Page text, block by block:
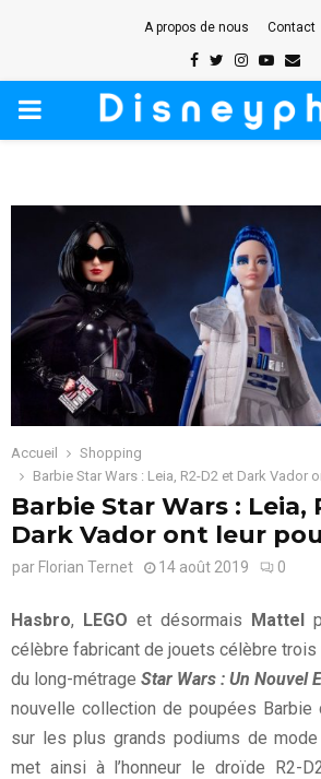
A propos de nous Contact
Facebook
TwitterInstagram
PRIMARY
Accueil
Shopping
Barbie Star Wars : Leia, R2-D2 et Dark Vador
Barbie Star Wars : Leia,
Dark Vador ont leur
par Florian Ternet 14 août 2019 0
Hasbro, LEGO et désormais Mattel
célèbre fabricant de jouets célèbre
du long-métrage Star Wars : Un Nouvel
nouvelle collection de poupées
sur les plus grands podiums de
met ainsi à l’honneur le droïde R2-